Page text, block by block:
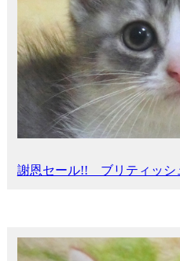
謝恩セール!! ブリティッシ